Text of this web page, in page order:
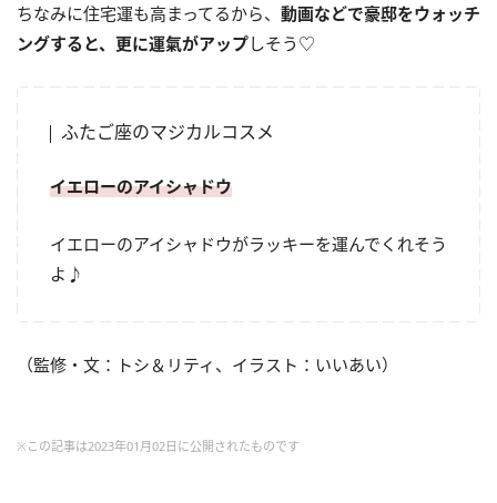
ちなみに住宅運も高まってるから、 動画などで豪邸をウォッチ
ングすると、更に運氣がアップしそう♡
ふたご座のマジカルコスメ
イエローのアイシャドウ
イエローのアイシャドウがラッキーを運んでくれそう
よ♪
（監修・文：トシ＆リティ、イラスト：いいあい）
※この記事は2023年01月02日に公開されたものです